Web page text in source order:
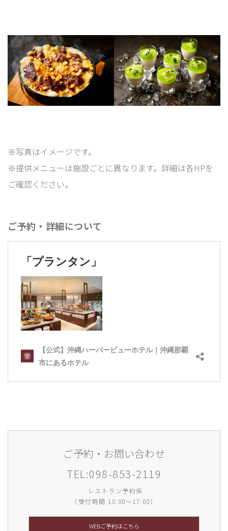
※写真はイメージです。
※提供メニューは施設ごとに異なります。詳細は各HPを
ご確認ください。
ご予約・詳細について
ご予約・お問い合わせ
TEL:098-853-2119
レストラン予約係
（受付時間 10:00～17:00）
WEBご予約はこちら